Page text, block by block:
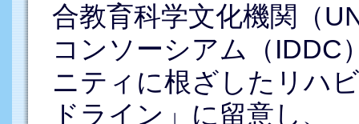
合教育科学文化機関（
コンソーシアム（IDDC
ニティに根ざしたリハ
ドライン」に留意し、